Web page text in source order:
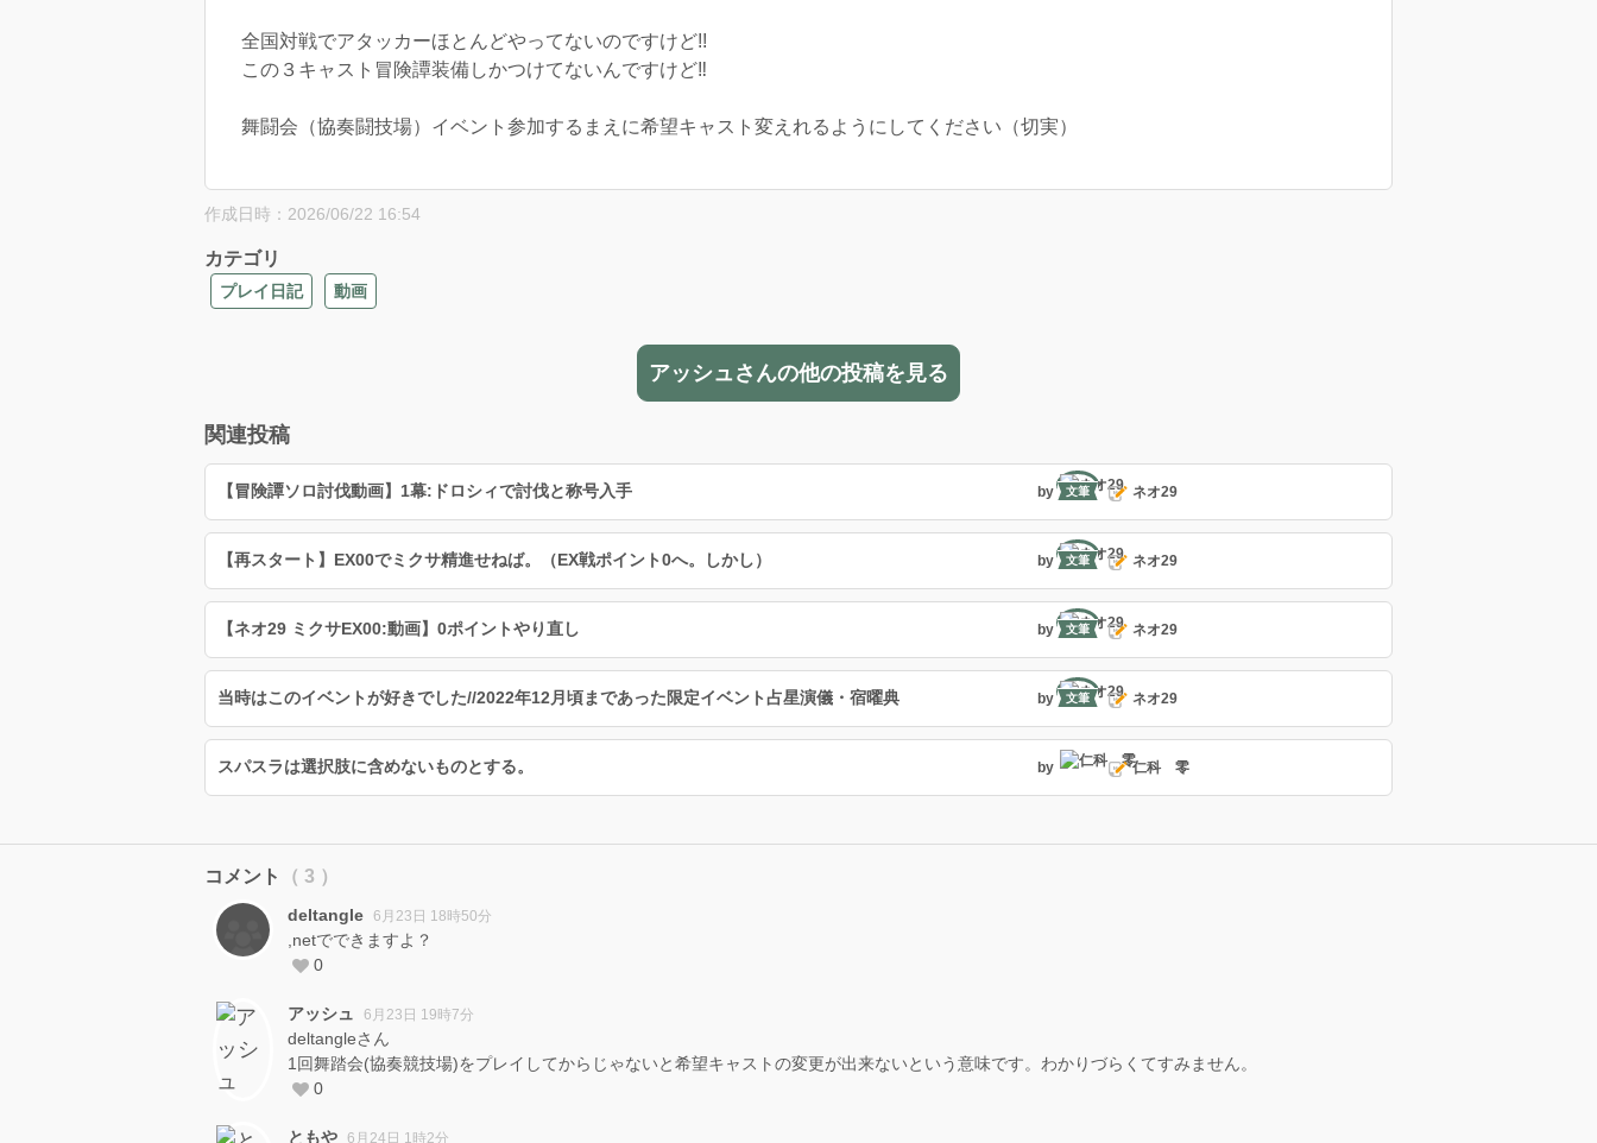
全国対戦でアタッカーほとんどやってないのですけど!!
この３キャスト冒険譚装備しかつけてないんですけど‼
舞闘会（協奏闘技場）イベント参加するまえに希望キャスト変えれるようにしてください（切実）
作成日時：2026/06/22 16:54
カテゴリ
プレイ日記 動画
アッシュさんの他の投稿を見る
関連投稿
【冒険譚ソロ討伐動画】1幕:ドロシィで討伐と称号入手 by 文筆 ネオ29
【再スタート】EX00でミクサ精進せねば。（EX戦ポイント0へ。しかし） by 文筆 ネオ29
【ネオ29 ミクサEX00:動画】0ポイントやり直し by 文筆 ネオ29
当時はこのイベントが好きでした//2022年12月頃まであった限定イベント占星演儀・宿曜典 by 文筆 ネオ29
スパスラは選択肢に含めないものとする。 by 仁科 零
コメント （ 3 ）
deltangle 6月23日 18時50分
,netでできますよ？
0
アッシュ 6月23日 19時7分
deltangleさん
1回舞踏会(協奏競技場)をプレイしてからじゃないと希望キャストの変更が出来ないという意味です。わかりづらくてすみません。
0
ともや 6月24日 1時2分